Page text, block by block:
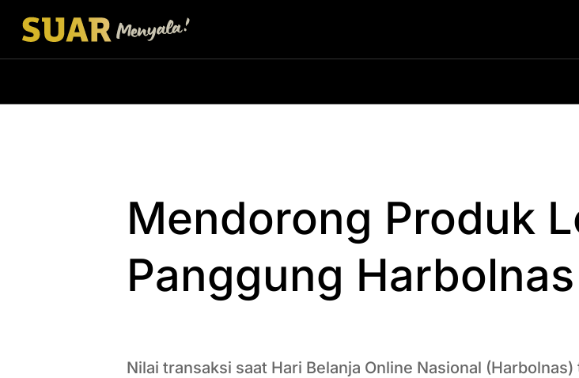
Mendorong Produk
Panggung Harbolnas
Nilai transaksi saat Hari Belanja Online Nasional